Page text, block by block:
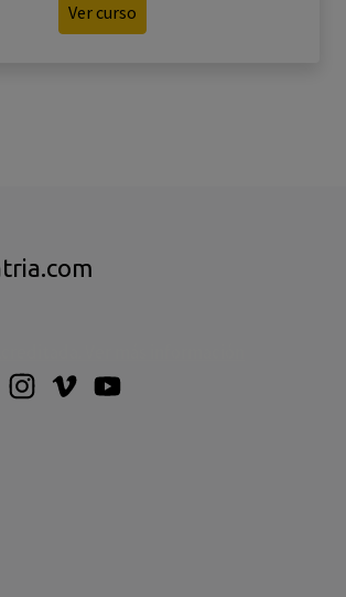
Ver curso